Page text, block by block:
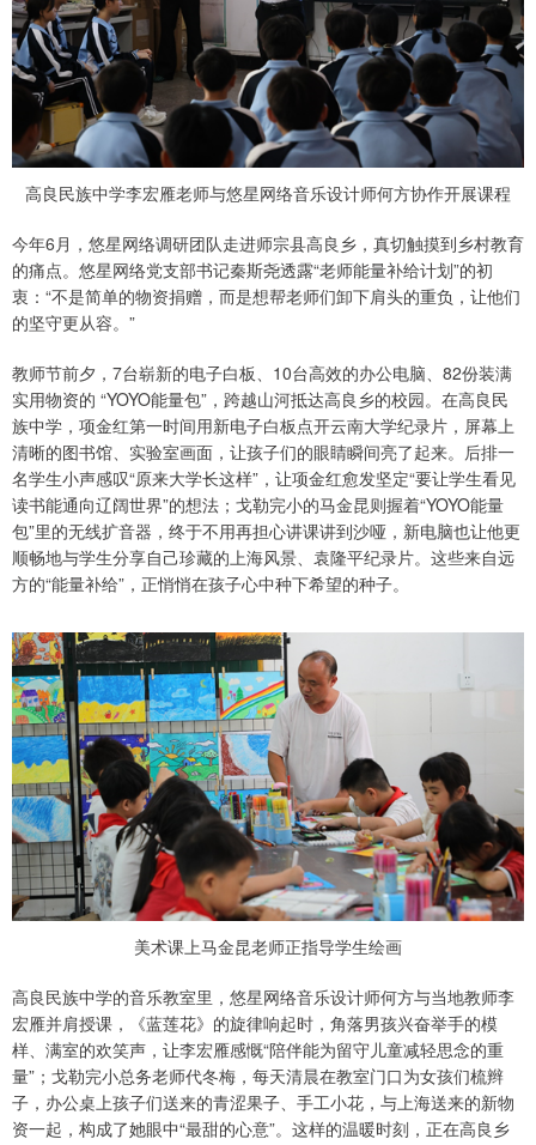
高良民族中学李宏雁老师与悠星网络音乐设计师何方协作开展课程
今年6月，悠星网络调研团队走进师宗县高良乡，真切触摸到乡村教育
的痛点。悠星网络党支部书记秦斯尧透露“老师能量补给计划”的初
衷：“不是简单的物资捐赠，而是想帮老师们卸下肩头的重负，让他们
的坚守更从容。”
教师节前夕，7台崭新的电子白板、10台高效的办公电脑、82份装满
实用物资的 “YOYO能量包”，跨越山河抵达高良乡的校园。在高良民
族中学，项金红第一时间用新电子白板点开云南大学纪录片，屏幕上
清晰的图书馆、实验室画面，让孩子们的眼睛瞬间亮了起来。后排一
名学生小声感叹“原来大学长这样”，让项金红愈发坚定“要让学生看见
读书能通向辽阔世界”的想法；戈勒完小的马金昆则握着“YOYO能量
包”里的无线扩音器，终于不用再担心讲课讲到沙哑，新电脑也让他更
顺畅地与学生分享自己珍藏的上海风景、袁隆平纪录片。这些来自远
方的“能量补给”，正悄悄在孩子心中种下希望的种子。
美术课上马金昆老师正指导学生绘画
高良民族中学的音乐教室里，悠星网络音乐设计师何方与当地教师李
宏雁并肩授课，《蓝莲花》的旋律响起时，角落男孩兴奋举手的模
样、满室的欢笑声，让李宏雁感慨“陪伴能为留守儿童减轻思念的重
量”；戈勒完小总务老师代冬梅，每天清晨在教室门口为女孩们梳辫
子，办公桌上孩子们送来的青涩果子、手工小花，与上海送来的新物
资一起，构成了她眼中“最甜的心意”。这样的温暖时刻，正在高良乡